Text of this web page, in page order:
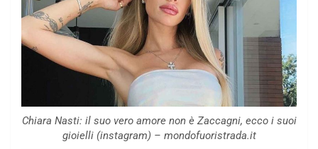
Chiara Nasti: il suo vero amore non è Zaccagni, ecco i suoi
gioielli (instagram) – mondofuoristrada.it